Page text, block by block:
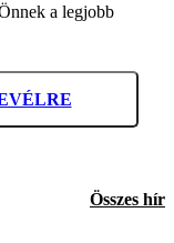
a legjobb
Összes hír